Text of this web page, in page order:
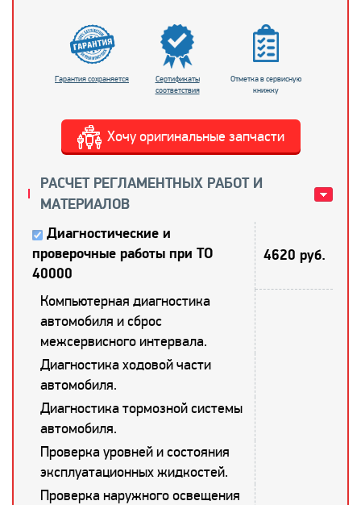
Гарантия сохраняется
Сертификаты
соответствия
Отметка в сервисную
книжку
Хочу оригинальные запчасти
РАСЧЕТ РЕГЛАМЕНТНЫХ РАБОТ И
МАТЕРИАЛОВ
Диагностические и
проверочные работы при ТО
40000
4620 руб.
Компьютерная диагностика
автомобиля и сброс
межсервисного интервала.
Диагностика ходовой части
автомобиля.
Диагностика тормозной системы
автомобиля.
Проверка уровней и состояния
эксплуатационных жидкостей.
Проверка наружного освещения